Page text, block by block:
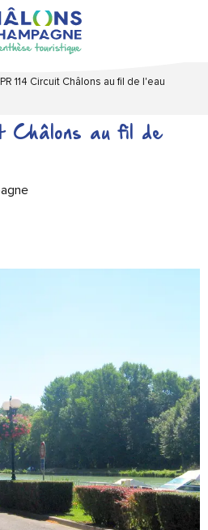
PR 114 Circuit Châlons au fil de l'eau
Châlons au fil de